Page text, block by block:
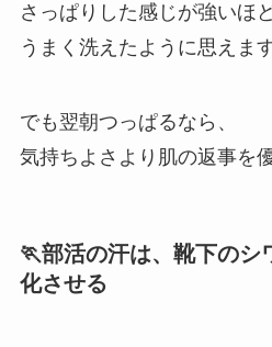
さっぱりした感じが強いほど
うまく洗えたように思えます
でも翌朝つっぱるなら、
気持ちよさより肌の返事を
🏃部活の汗は、靴下のシ
化させる